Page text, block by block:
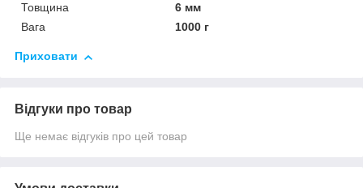
Товщина
6 мм
Вага
1000 г
Приховати
Відгуки про товар
Ще немає відгуків про цей товар